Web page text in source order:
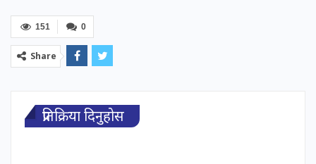
0
151
Share
प्रतिक्रिया दिनुहोस